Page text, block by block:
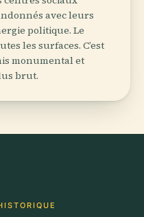
avec leurs
politique. Le
les surfaces. C’est
monumental et
brut.